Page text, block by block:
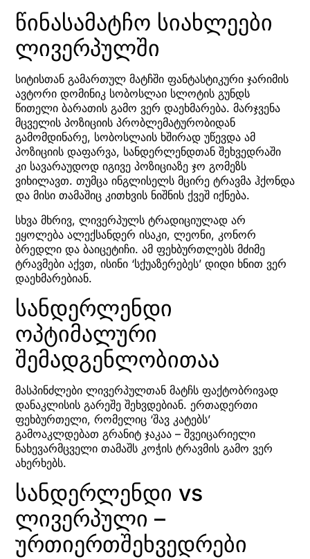
წინასამატჩო სიახლეები
ლივერპულში
სიტისთან გამართულ მატჩში ფანტასტიკური ჯარიმის
ავტორი დომინიკ სობოსლაი სლოტის გუნდს
წითელი ბარათის გამო ვერ დაეხმარება. მარჯვენა
მცველის პოზიციის პრობლემატურობიდან
გამომდინარე, სობოსლაის ხშირად უწევდა ამ
პოზიციის დაფარვა, სანდერლენდთან შეხვედრაში
კი სავარაუდოდ იგივე პოზიციაზე ჯო გომეზს
ვიხილავთ. თუმცა ინგლისელს მცირე ტრავმა ჰქონდა
და მისი თამაშიც კითხვის ნიშნის ქვეშ იქნება.
სხვა მხრივ, ლივერპულს ტრადიციულად არ
ეყოლება ალექსანდერ ისაკი, ლეონი, კონორ
ბრედლი და ბაიცეტიჩი. ამ ფეხბურთლებს მძიმე
ტრავმები აქვთ, ისინი ‘სქუაზერებეს’ დიდი ხნით ვერ
დაეხმარებიან.
სანდერლენდი
ოპტიმალური
შემადგენლობითაა
მასპინძლები ლივერპულთან მატჩს ფაქტობრივად
დანაკლისის გარეშე შეხვდებიან. ერთადერთი
ფეხბურთელი, რომელიც ‘შავ კატებს’
გამოაკლდებათ გრანიტ ჯაკაა – შვეიცარიელი
ნახევარმცველი თამაშს კოჭის ტრავმის გამო ვერ
ახერხებს.
სანდერლენდი vs
ლივერპული –
ურთიერთშეხვედრები